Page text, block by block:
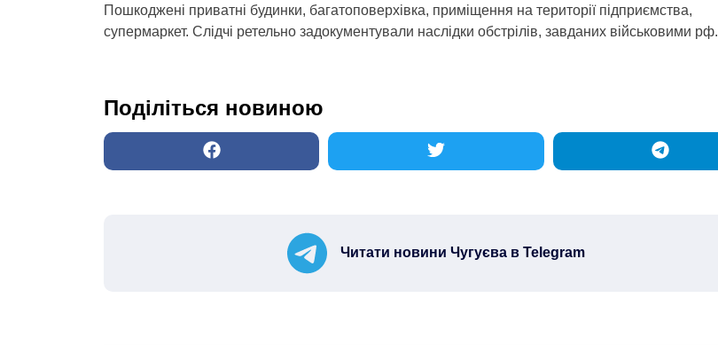
Пошкоджені приватні будинки, багатоповерхівка, приміщення на території підприємства,
супермаркет. Слідчі ретельно задокументували наслідки обстрілів, завданих військовими рф.
Поділіться новиною
Читати новини Чугуєва в Telegram